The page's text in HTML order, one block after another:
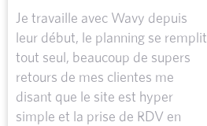
Je travaille avec Wavy depuis
leur début, le planning se remplit
tout seul, beaucoup de supers
retours de mes clientes me
disant que le site est hyper
simple et la prise de RDV en